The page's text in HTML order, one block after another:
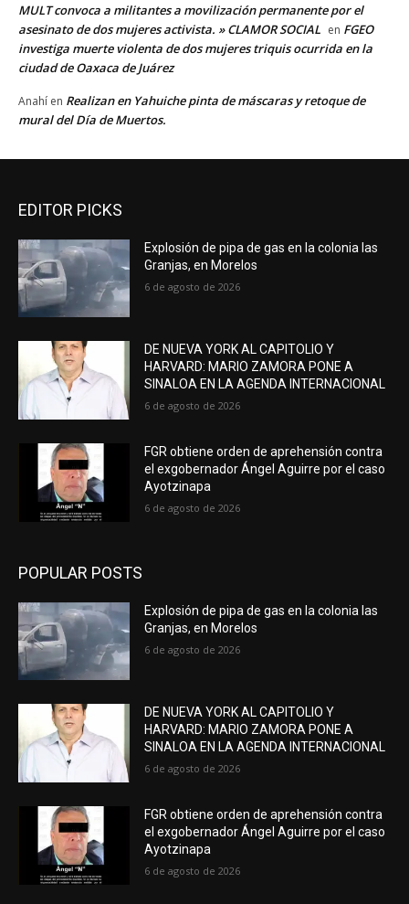
MULT convoca a militantes a movilización permanente por el
asesinato de dos mujeres activista. » CLAMOR SOCIAL en FGEO
investiga muerte violenta de dos mujeres triquis ocurrida en la
ciudad de Oaxaca de Juárez
Anahí en Realizan en Yahuiche pinta de máscaras y retoque de
mural del Día de Muertos.
EDITOR PICKS
Explosión de pipa de gas en la colonia las
Granjas, en Morelos
6 de agosto de 2026
DE NUEVA YORK AL CAPITOLIO Y
HARVARD: MARIO ZAMORA PONE A
SINALOA EN LA AGENDA INTERNACIONAL
6 de agosto de 2026
FGR obtiene orden de aprehensión contra
el exgobernador Ángel Aguirre por el caso
Ayotzinapa
6 de agosto de 2026
POPULAR POSTS
Explosión de pipa de gas en la colonia las
Granjas, en Morelos
6 de agosto de 2026
DE NUEVA YORK AL CAPITOLIO Y
HARVARD: MARIO ZAMORA PONE A
SINALOA EN LA AGENDA INTERNACIONAL
6 de agosto de 2026
FGR obtiene orden de aprehensión contra
el exgobernador Ángel Aguirre por el caso
Ayotzinapa
6 de agosto de 2026